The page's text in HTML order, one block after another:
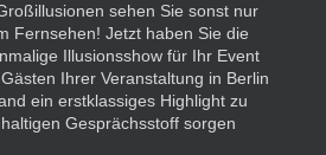
sehen Sie sonst nur
Fernsehen! Jetzt haben Sie die
Illusionsshow für Ihr Event
Ihrer Veranstaltung in Berlin
ein erstklassiges Highlight zu
Gesprächsstoff sorgen